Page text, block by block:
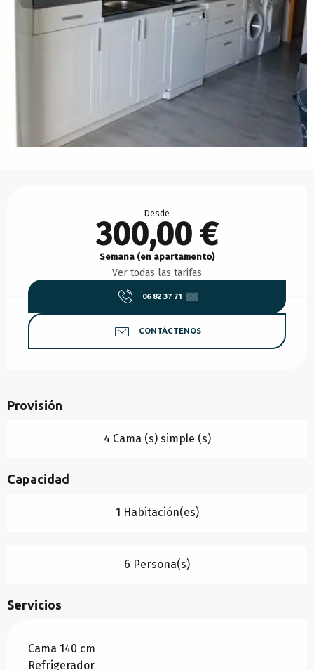
Desde
300,00 €
Semana (en apartamento)
Ver todas las tarifas
06 82 37 71 ▒▒
CONTÁCTENOS
Provisión
4 Cama (s) simple (s)
Capacidad
1 Habitación(es)
6 Persona(s)
Servicios
Cama 140 cm
Refrigerador